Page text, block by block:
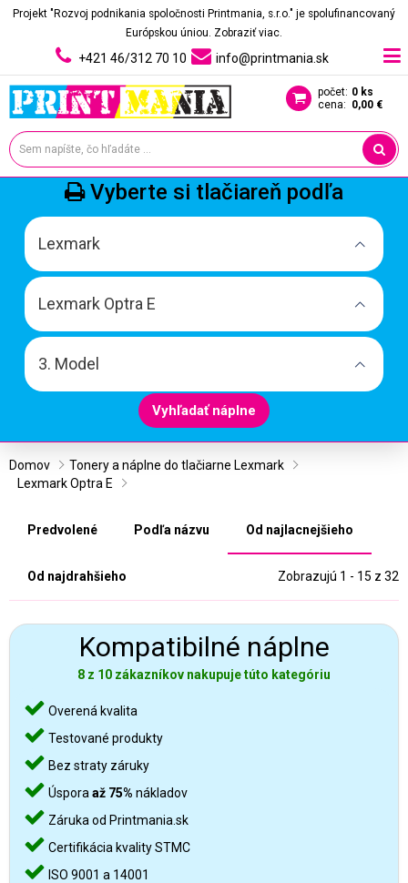
Projekt "Rozvoj podnikania spoločnosti Printmania, s.r.o." je spolufinancovaný
Európskou úniou. Zobraziť viac.
+421 46/312 70 10 info@printmania.sk
počet: 0 ks
cena: 0,00 €
Vyberte si tlačiareň podľa
Lexmark
Lexmark Optra E
3. Model
Vyhľadať náplne
Domov
Tonery a náplne do tlačiarne Lexmark
Lexmark Optra E
Predvolené Podľa názvu Od najlacnejšieho
Od najdrahšieho Zobrazujú 1 - 15 z 32
Kompatibilné náplne
8 z 10 zákazníkov nakupuje túto kategóriu
Overená kvalita
Testované produkty
Bez straty záruky
Úspora až 75% nákladov
Záruka od Printmania.sk
Certifikácia kvality STMC
ISO 9001 a 14001